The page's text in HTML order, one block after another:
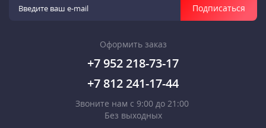
Подписаться
Оформить заказ
+7 952 218-73-17
+7 812 241-17-44
Звоните нам с 9:00 до 21:00
Без выходных